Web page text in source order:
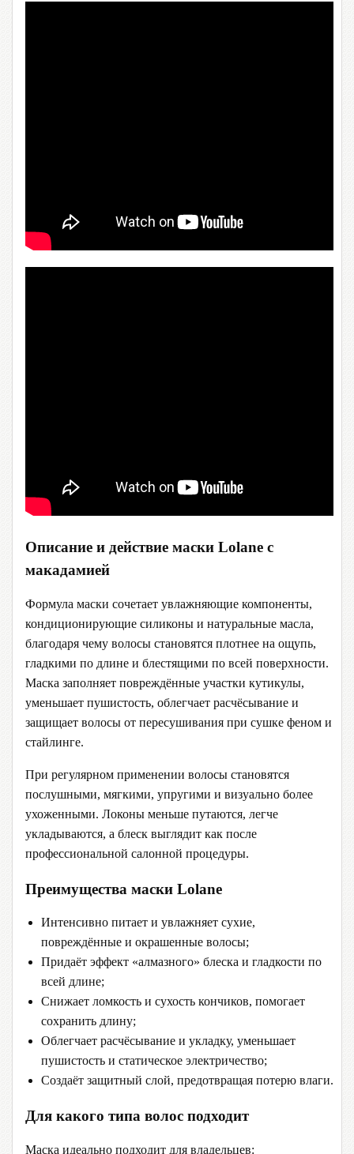
Описание и действие маски Lolane с
макадамией
Формула маски сочетает увлажняющие компоненты,
кондиционирующие силиконы и натуральные масла,
благодаря чему волосы становятся плотнее на ощупь,
гладкими по длине и блестящими по всей поверхности.
Маска заполняет повреждённые участки кутикулы,
уменьшает пушистость, облегчает расчёсывание и
защищает волосы от пересушивания при сушке феном и
стайлинге.
При регулярном применении волосы становятся
послушными, мягкими, упругими и визуально более
ухоженными. Локоны меньше путаются, легче
укладываются, а блеск выглядит как после
профессиональной салонной процедуры.
Преимущества маски Lolane
Интенсивно питает и увлажняет сухие,
повреждённые и окрашенные волосы;
Придаёт эффект «алмазного» блеска и гладкости по
всей длине;
Снижает ломкость и сухость кончиков, помогает
сохранить длину;
Облегчает расчёсывание и укладку, уменьшает
пушистость и статическое электричество;
Создаёт защитный слой, предотвращая потерю влаги.
Для какого типа волос подходит
Маска идеально подходит для владельцев: